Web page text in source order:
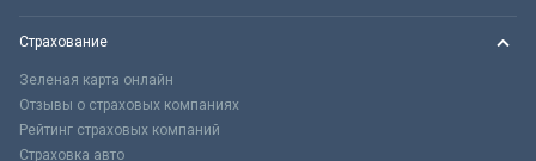
Страхование
Зеленая карта онлайн
Отзывы о страховых компаниях
Рейтинг страховых компаний
Страховка авто